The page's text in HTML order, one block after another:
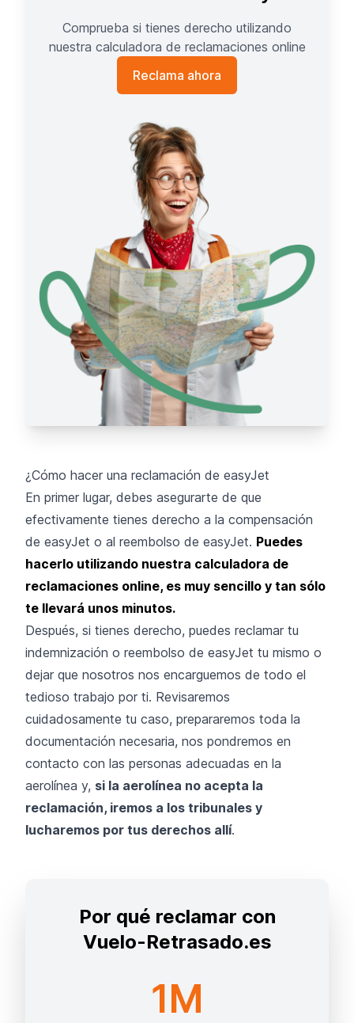
Comprueba si tienes derecho utilizando
nuestra calculadora de reclamaciones online
Reclama ahora
¿Cómo hacer una reclamación de easyJet
En primer lugar, debes asegurarte de que
efectivamente tienes derecho a la compensación
de easyJet o al reembolso de easyJet. Puedes
hacerlo utilizando nuestra calculadora de
reclamaciones online, es muy sencillo y tan sólo
te llevará unos minutos.
Después, si tienes derecho, puedes reclamar tu
indemnización o reembolso de easyJet tu mismo o
dejar que nosotros nos encarguemos de todo el
tedioso trabajo por ti. Revisaremos
cuidadosamente tu caso, prepararemos toda la
documentación necesaria, nos pondremos en
contacto con las personas adecuadas en la
aerolínea y, si la aerolínea no acepta la
reclamación, iremos a los tribunales y
lucharemos por tus derechos allí.
Por qué reclamar con
Vuelo-Retrasado.es
1M